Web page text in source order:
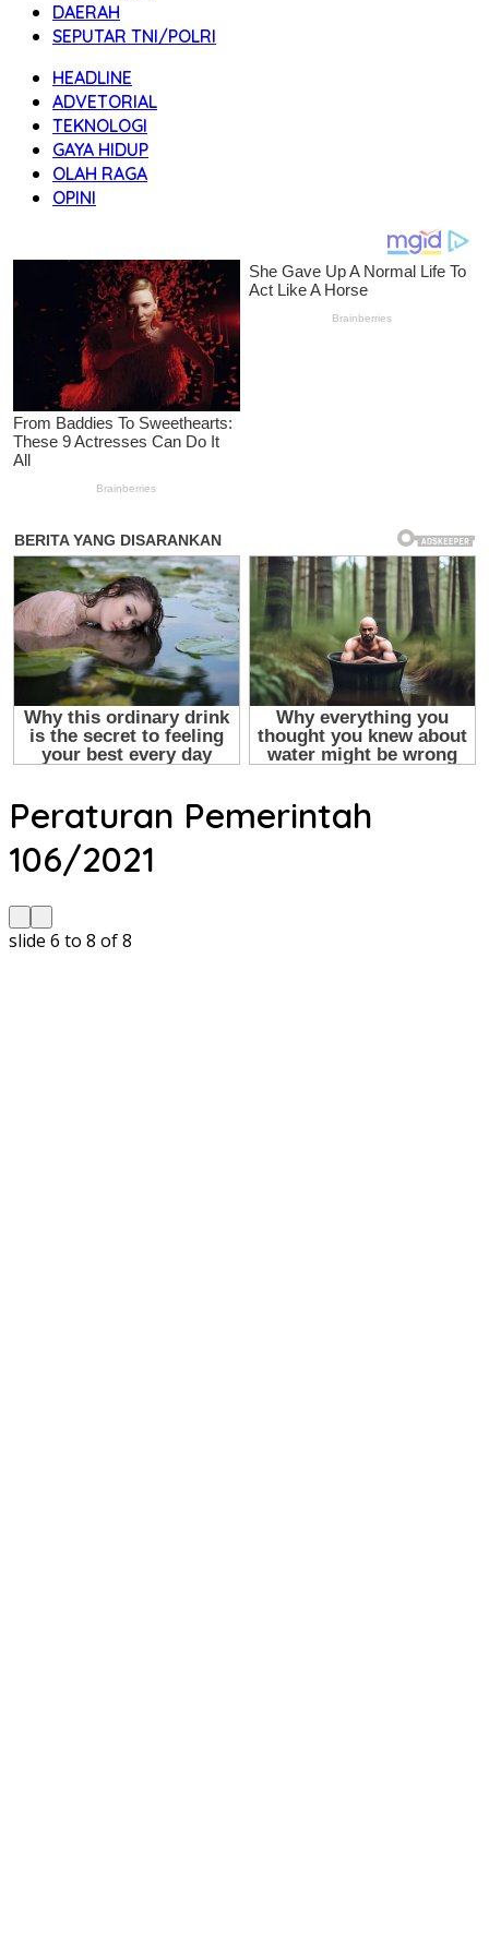
DAERAH
SEPUTAR TNI/POLRI
HEADLINE
ADVETORIAL
TEKNOLOGI
GAYA HIDUP
OLAH RAGA
OPINI
Peraturan Pemerintah
106/2021
slide 7 to 9 of 8